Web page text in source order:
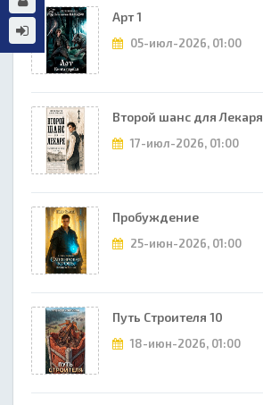
Арт 1
05-июл-2026, 01:00
Второй шанс для Лекаря
17-июл-2026, 01:00
Пробуждение
25-июн-2026, 01:00
Путь Строителя 10
18-июн-2026, 01:00